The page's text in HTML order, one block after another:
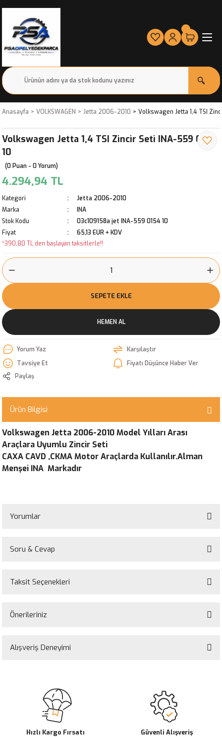
Anasayfa VOLKSWAGEN Jetta 2006-2010 Volkswagen Jetta 1,4 TSI
Volkswagen Jetta 1,4 TSI Zincir Seti INA-559 0154
10
(0 Puan - 0 Yorum)
4.294,94 TL
Kategori
Jetta 2006-2010
Marka
INA
Stok Kodu
03c109158a jet INA-559 0154 10
Fiyat
65,13 EUR + KDV
*390,80 TL den başlayan taksitlerle!!
SEPETE EKLE
HEMEN AL
Yorum Yaz
Karşılaştır
Tavsiye Et
Fiyatı Düşünce Haber Ver
Paylaş
Ürün Bilgisi
Volkswagen Jetta 2006-2010 Model Yılları Arası
Araçlara Uyumlu Zincir Seti
CAXA CAVD ,CKMA Motor Araçlarda Kullanılır.Alman
Menşei INA Markadır
Yorumlar
Soru & Cevap
Ürün hakkında henüz soru sorulmamış.
Taksit Seçenekleri
Önerileriniz
yetersiz gördüğünüz noktaları öneri formunu kullanarak tarafımıza
Ürün resmi kalitesiz, bozuk veya görüntülenemiyor.
Ürün açıklamasında eksik bilgiler bulunuyor.
Ürün bilgilerinde hatalar bulunuyor.
Ürün fiyatı diğer sitelerden daha pahalı.
Alışveriş Deneyimi
Hızlı Kargo Fırsatı Güvenli Alışveriş